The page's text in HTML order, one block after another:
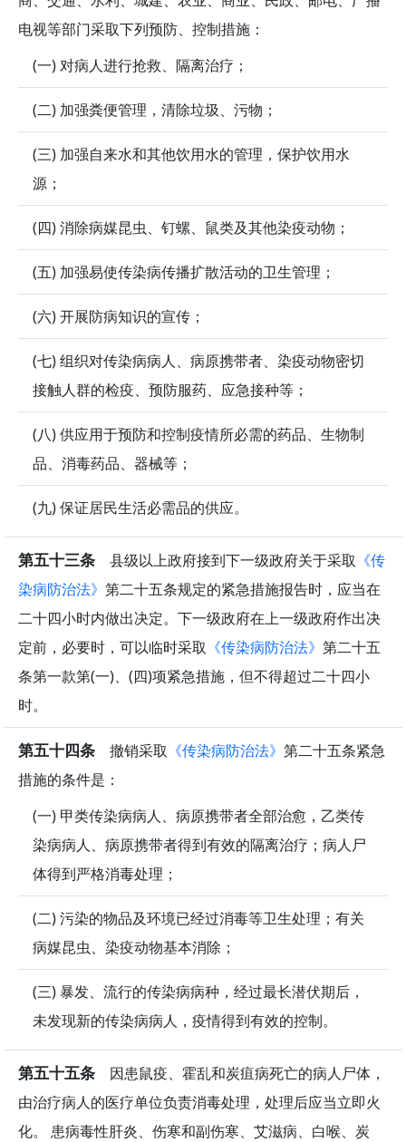
电视等部门采取下列预防、控制措施：
(一) 对病人进行抢救、隔离治疗；
(二) 加强粪便管理，清除垃圾、污物；
(三) 加强自来水和其他饮用水的管理，保护饮用水
源；
(四) 消除病媒昆虫、钉螺、鼠类及其他染疫动物；
(五) 加强易使传染病传播扩散活动的卫生管理；
(六) 开展防病知识的宣传；
(七) 组织对传染病病人、病原携带者、染疫动物密切
接触人群的检疫、预防服药、应急接种等；
(八) 供应用于预防和控制疫情所必需的药品、生物制
品、消毒药品、器械等；
(九) 保证居民生活必需品的供应。
第五十三条 县级以上政府接到下一级政府关于采取 《传
染病防治法》 第二十五条规定的紧急措施报告时，应当在
二十四小时内做出决定。下一级政府在上一级政府作出决
定前，必要时，可以临时采取 《传染病防治法》 第二十五
条第一款第(一)、(四)项紧急措施，但不得超过二十四小
时。
第五十四条 撤销采取 《传染病防治法》 第二十五条紧急
措施的条件是：
(一) 甲类传染病病人、病原携带者全部治愈，乙类传
染病病人、病原携带者得到有效的隔离治疗；病人尸
体得到严格消毒处理；
(二) 污染的物品及环境已经过消毒等卫生处理；有关
病媒昆虫、染疫动物基本消除；
(三) 暴发、流行的传染病病种，经过最长潜伏期后，
未发现新的传染病病人，疫情得到有效的控制。
第五十五条 因患鼠疫、霍乱和炭疽病死亡的病人尸体，
由治疗病人的医疗单位负责消毒处理，处理后应当立即火
化。 患病毒性肝炎、伤寒和副伤寒、艾滋病、白喉、炭